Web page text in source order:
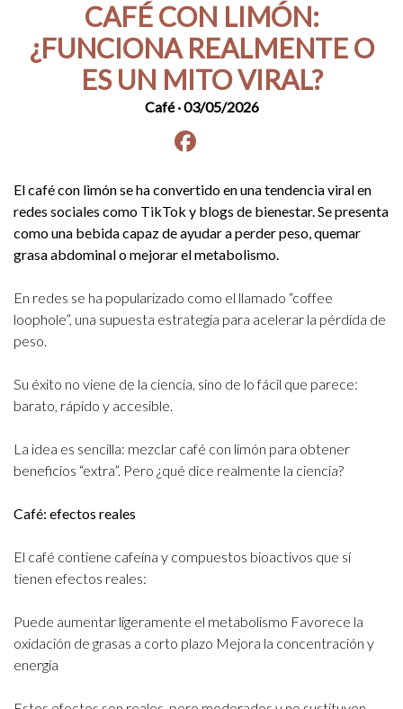
CAFÉ CON LIMÓN:
¿FUNCIONA REALMENTE O
ES UN MITO VIRAL?
Café· 03/05/2026
El café con limón se ha convertido en una tendencia viral en
redes sociales como TikTok y blogs de bienestar. Se presenta
como una bebida capaz de ayudar a perder peso, quemar
grasa abdominal o mejorar el metabolismo.
En redes se ha popularizado como el llamado “coffee
loophole”, una supuesta estrategia para acelerar la pérdida de
peso.
Su éxito no viene de la ciencia, sino de lo fácil que parece:
barato, rápido y accesible.
La idea es sencilla: mezclar café con limón para obtener
beneficios “extra”. Pero ¿qué dice realmente la ciencia?
Café: efectos reales
El café contiene cafeína y compuestos bioactivos que sí
tienen efectos reales:
Puede aumentar ligeramente el metabolismo Favorece la
oxidación de grasas a corto plazo Mejora la concentración y
energía